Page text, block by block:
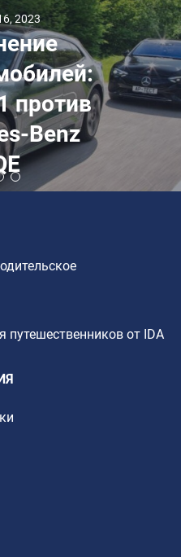
2023
против
Benz
путешественников от IDA